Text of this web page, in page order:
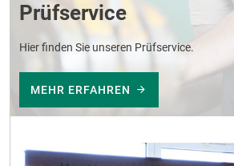
Prüfservice
Hier finden Sie unseren Prüfservice.
MEHR ERFAHREN